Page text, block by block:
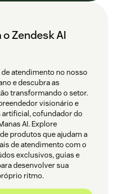
Zendesk AI
atendimento no nosso
e descubra as
transformando o setor.
visionário e
cofundador do
AI. Explore
produtos que ajudam a
de atendimento com o
exclusivos, guias e
desenvolver sua
ritmo.